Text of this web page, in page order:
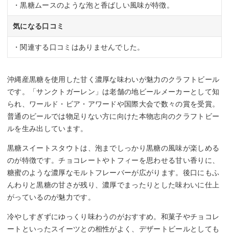
・黒糖ムースのような泡と香ばしい風味が特徴。
気になる口コミ
・関連する口コミはありませんでした。
沖縄産黒糖を使用した甘く濃厚な味わいが魅力のクラフトビール
です。「サンクトガーレン」は老舗の地ビールメーカーとして知
られ、ワールド・ビア・アワードや国際大会で数々の賞を受賞。
普通のビールでは物足りない方に向けた本物志向のクラフトビー
ルを生み出しています。
黒糖スイートスタウトは、泡までしっかり黒糖の風味が楽しめる
のが特徴です。チョコレートやトフィーを思わせる甘い香りに、
糖蜜のような濃厚なモルトフレーバーが広がります。後口にもふ
んわりと黒糖の甘さが残り、濃厚でまったりとした味わいに仕上
がっているのが魅力です。
冷やしすぎずにゆっくり味わうのがおすすめ。和菓子やチョコレ
ートといったスイーツとの相性がよく、デザートビールとしても